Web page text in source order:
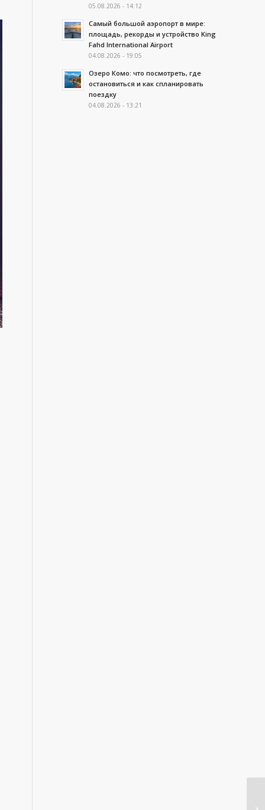
05.08.2026 - 14:12
Самый большой аэропорт в мире:
площадь, рекорды и устройство King
Fahd International Airport
04.08.2026 - 19:05
Озеро Комо: что посмотреть, где
остановиться и как спланировать
поездку
04.08.2026 - 13:21